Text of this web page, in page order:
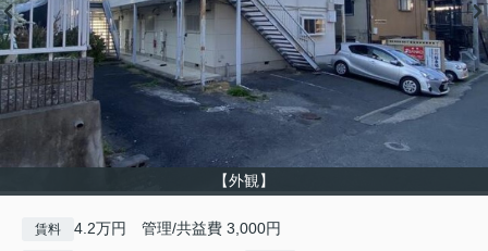
【外観】
賃料 4.2万円 管理/共益費 3,000円